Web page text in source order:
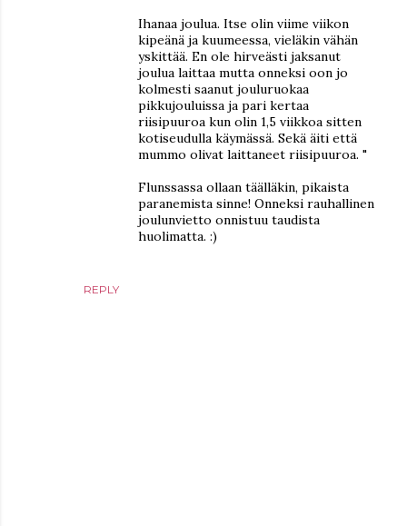
REPLY
Ihanaa joulua. Itse olin viime viikon
kipeänä ja kuumeessa, vieläkin vähän
yskittää. En ole hirveästi jaksanut
joulua laittaa mutta onneksi oon jo
kolmesti saanut jouluruokaa
pikkujouluissa ja pari kertaa
riisipuuroa kun olin 1,5 viikkoa sitten
kotiseudulla käymässä. Sekä äiti että
mummo olivat laittaneet riisipuuroa. "
Flunssassa ollaan täälläkin, pikaista
paranemista sinne! Onneksi rauhallinen
joulunvietto onnistuu taudista
huolimatta. :)